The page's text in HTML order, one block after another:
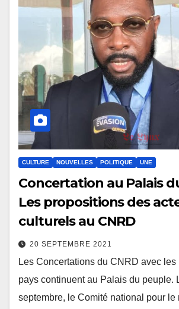
CULTURE NOUVELLES POLITIQUE UNE
Concertation au Palais
Les propositions des
culturels au CNRD
20 SEPTEMBRE 2021
Les Concertations du CNRD avec les
pays continuent au Palais du peuple.
septembre, le Comité national pour le